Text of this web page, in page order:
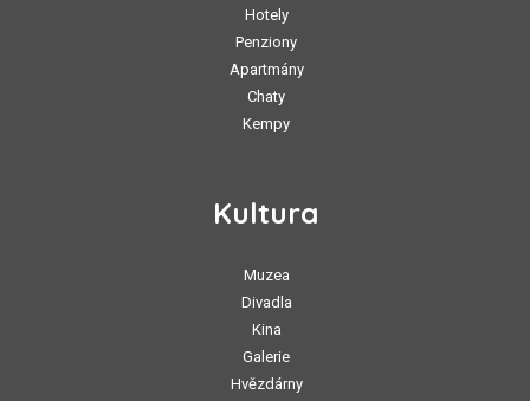
Hotely
Penziony
Apartmány
Chaty
Kempy
Kultura
Muzea
Divadla
Kina
Galerie
Hvězdárny